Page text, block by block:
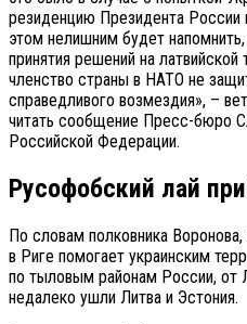
резиденцию Президента
этом нелишним будет
принятия решений на
членство страны в НАТО не
справедливого возмездия», –
читать сообщение Пресс-бюро
Российской Федерации.
Русофобский лай
По словам полковника
в Риге помогает украинским
по тыловым районам России, от
недалеко ушли Литва и Эстония.